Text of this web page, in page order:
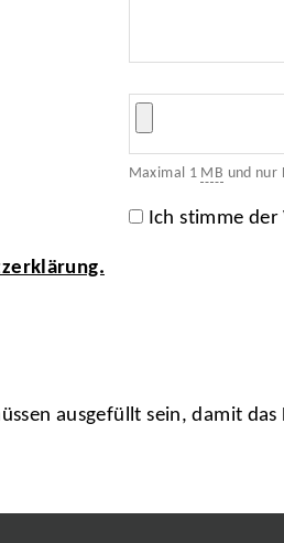
Maximal 1 MB und nur
Ich stimme
ausgefüllt sein, damit